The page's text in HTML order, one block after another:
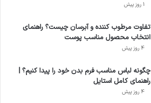
1 روز پیش
تفاوت مرطوب کننده و آبرسان چیست؟ راهنمای
انتخاب محصول مناسب پوست
4 روز پیش
چگونه لباس مناسب فرم بدن خود را پیدا کنیم؟ |
راهنمای کامل استایل
4 روز پیش